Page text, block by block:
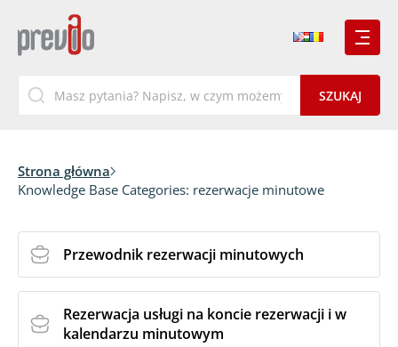
Strona główna
Knowledge Base Categories: rezerwacje minutowe
Przewodnik rezerwacji minutowych
Rezerwacja usługi na koncie rezerwacji i w
kalendarzu minutowym